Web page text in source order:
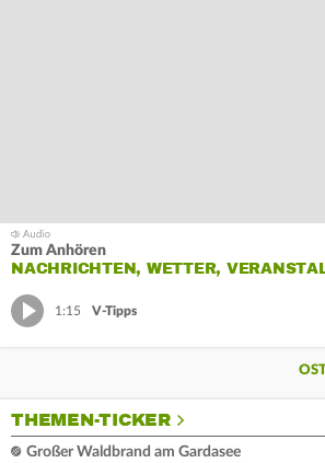
Zum Anhören
NACHRICHTEN, WETTER,
1:15 V-Tipps
THEMEN-TICKER
Großer Waldbrand am Gardasee